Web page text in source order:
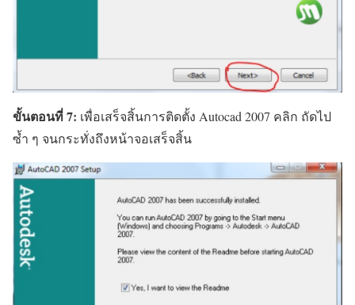
ขั้นตอนที่ 7: เพื่อเสร็จสิ้นการติดตั้ง Autocad 2007 คลิก ถัดไป
ซ้ำ ๆ จนกระทั่งถึงหน้าจอเสร็จสิ้น